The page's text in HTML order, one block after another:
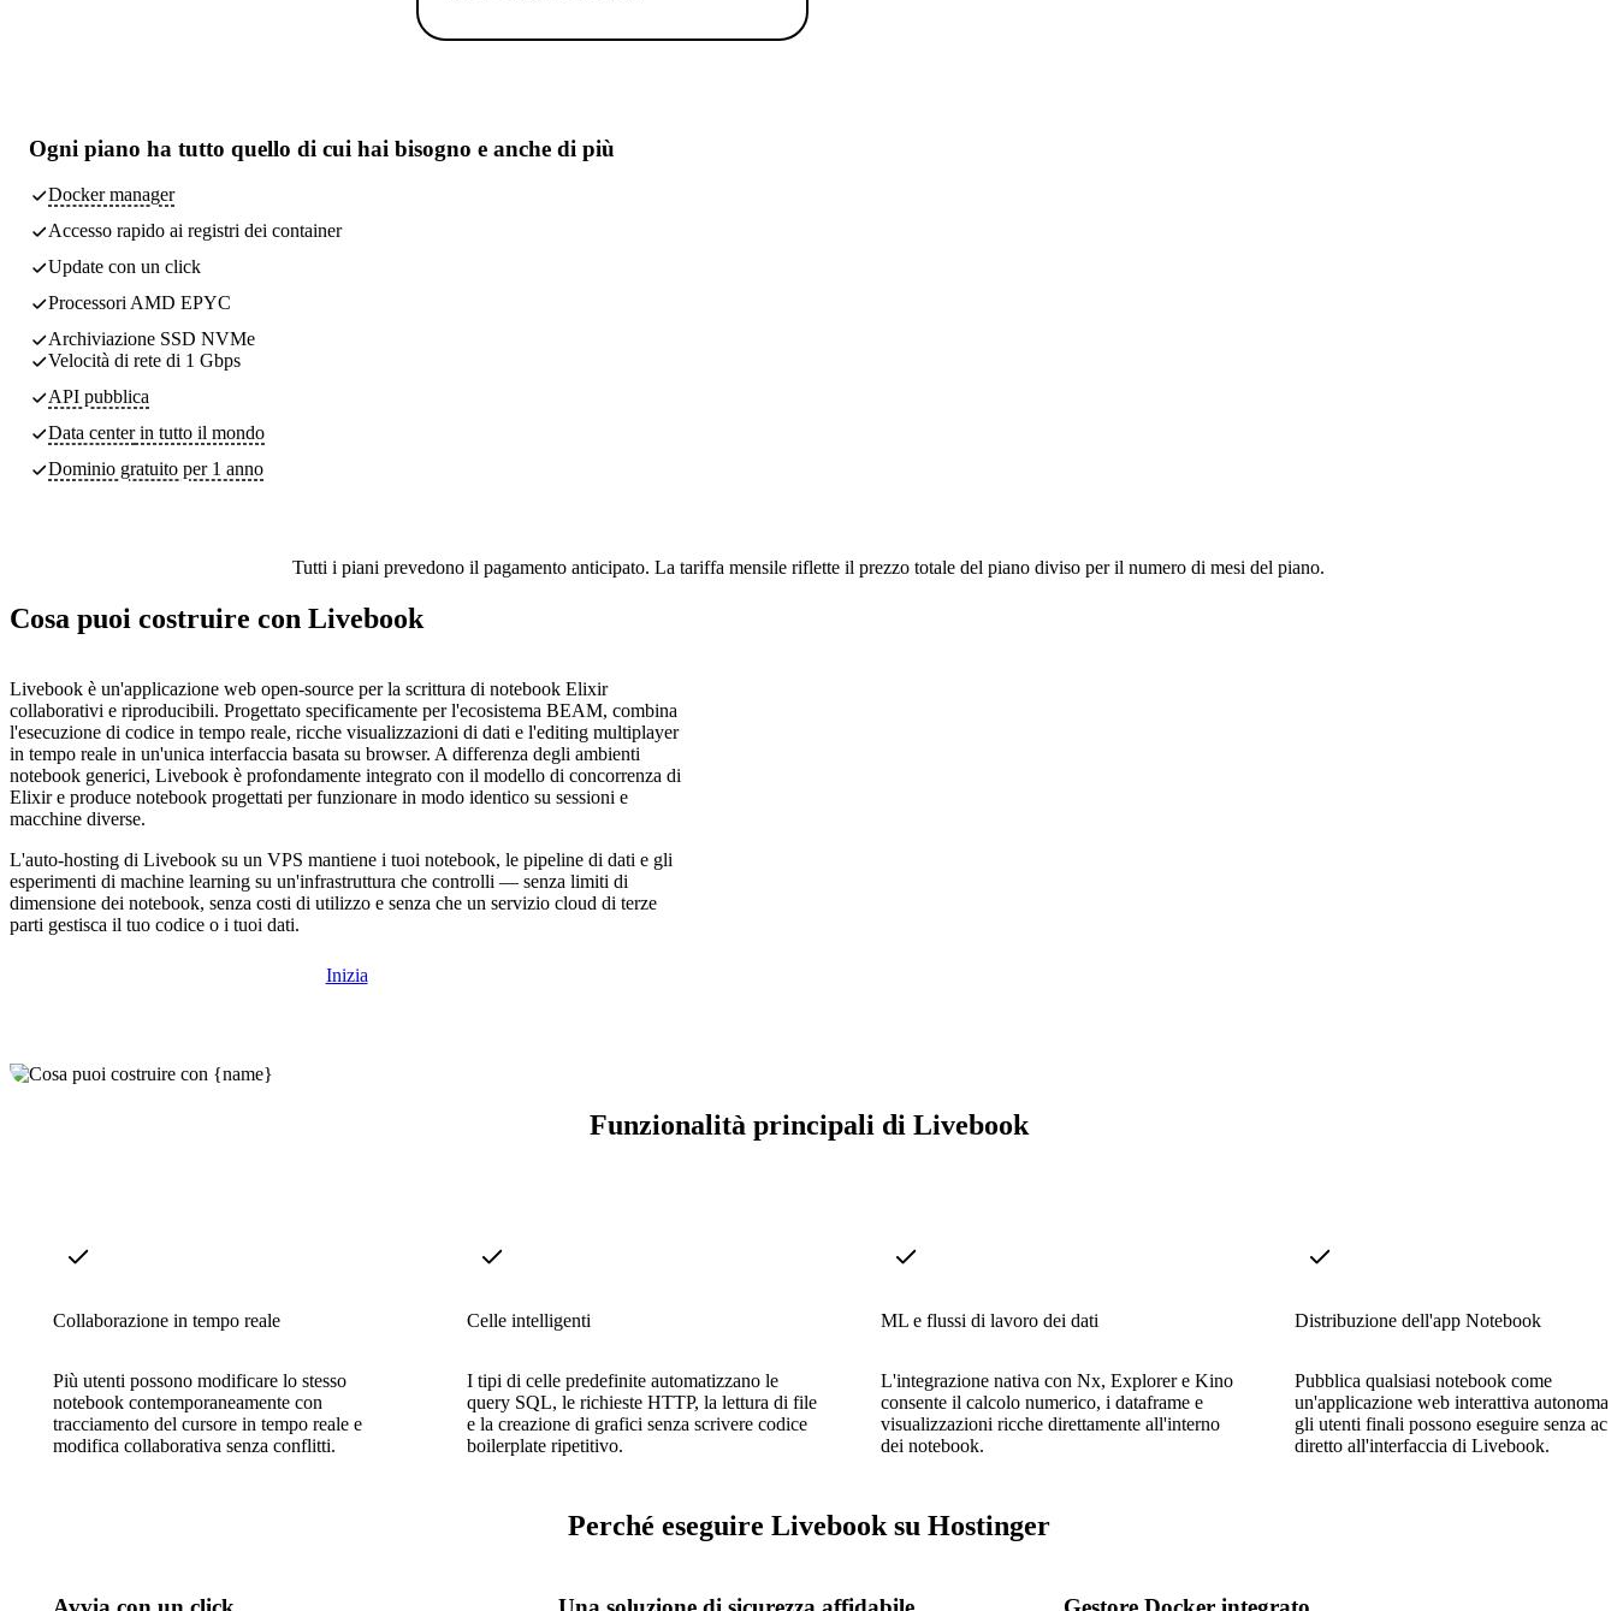
Ogni piano ha tutto quello di cui hai bisogno e anche di più
Docker manager
Accesso rapido ai registri dei container
Update con un click
Processori AMD EPYC
Archiviazione SSD NVMe
Velocità di rete di 1 Gbps
API pubblica
Data centerin tutto il mondo
Dominio gratuito per 1 anno
Tutti i piani prevedono il pagamento anticipato. La tariffa mensile riflette il prezzo totale del piano diviso per il numero di mesi del piano.
Cosa puoi costruire con Livebook
Livebook è un'applicazione web open-source per la scrittura di notebook Elixir
collaborativi e riproducibili. Progettato specificamente per l'ecosistema BEAM, combina
l'esecuzione di codice in tempo reale, ricche visualizzazioni di dati e l'editing multiplayer
in tempo reale in un'unica interfaccia basata su browser. A differenza degli ambienti
notebook generici, Livebook è profondamente integrato con il modello di concorrenza di
Elixir e produce notebook progettati per funzionare in modo identico su sessioni e
macchine diverse.
L'auto-hosting di Livebook su un VPS mantiene i tuoi notebook, le pipeline di dati e gli
esperimenti di machine learning su un'infrastruttura che controlli — senza limiti di
dimensione dei notebook, senza costi di utilizzo e senza che un servizio cloud di terze
parti gestisca il tuo codice o i tuoi dati.
Inizia
Funzionalità principali di Livebook
Collaborazione in tempo reale
Più utenti possono modificare lo stesso
notebook contemporaneamente con
tracciamento del cursore in tempo reale e
modifica collaborativa senza conflitti.
Celle intelligenti
I tipi di celle predefinite automatizzano le
query SQL, le richieste HTTP, la lettura di file
e la creazione di grafici senza scrivere codice
boilerplate ripetitivo.
ML e flussi di lavoro dei dati
L'integrazione nativa con Nx, Explorer e Kino
consente il calcolo numerico, i dataframe e
visualizzazioni ricche direttamente all'interno
dei notebook.
Distribuzione dell'app Notebook
Pubblica qualsiasi notebook come
un'applicazione web interattiva autonoma
gli utenti finali possono eseguire senza
diretto all'interfaccia di Livebook.
Perché eseguire Livebook su Hostinger